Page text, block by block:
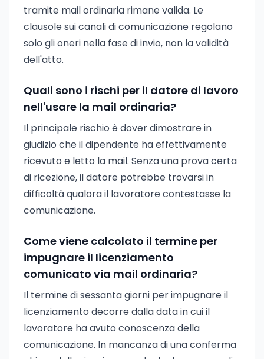
tramite mail ordinaria rimane valida. Le
clausole sui canali di comunicazione regolano
solo gli oneri nella fase di invio, non la validità
dell'atto.
Quali sono i rischi per il datore di lavoro
nell'usare la mail ordinaria?
Il principale rischio è dover dimostrare in
giudizio che il dipendente ha effettivamente
ricevuto e letto la mail. Senza una prova certa
di ricezione, il datore potrebbe trovarsi in
difficoltà qualora il lavoratore contestasse la
comunicazione.
Come viene calcolato il termine per
impugnare il licenziamento
comunicato via mail ordinaria?
Il termine di sessanta giorni per impugnare il
licenziamento decorre dalla data in cui il
lavoratore ha avuto conoscenza della
comunicazione. In mancanza di una conferma